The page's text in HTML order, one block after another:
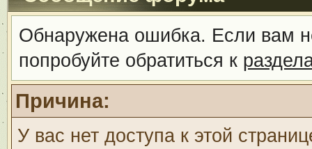
Обнаружена ошибка. Если вам
попробуйте обратиться к
Причина:
У вас нет доступа к этой